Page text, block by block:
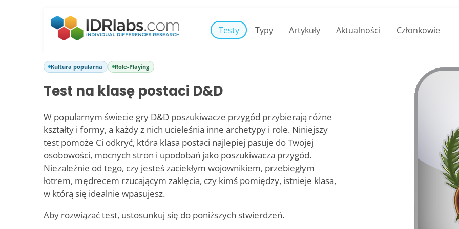
Testy Typy Artykuły Aktualności Członkowie
Kultura popularna Role-Playing
Test na klasę postaci D&D
W popularnym świecie gry D&D poszukiwacze przygód przybierają różne
kształty i formy, a każdy z nich ucieleśnia inne archetypy i role. Niniejszy
test pomoże Ci odkryć, która klasa postaci najlepiej pasuje do Twojej
osobowości, mocnych stron i upodobań jako poszukiwacza przygód.
Niezależnie od tego, czy jesteś zaciekłym wojownikiem, przebiegłym
łotrem, mędrecem rzucającym zaklęcia, czy kimś pomiędzy, istnieje klasa,
w którą się idealnie wpasujesz.
Aby rozwiązać test, ustosunkuj się do poniższych stwierdzeń.